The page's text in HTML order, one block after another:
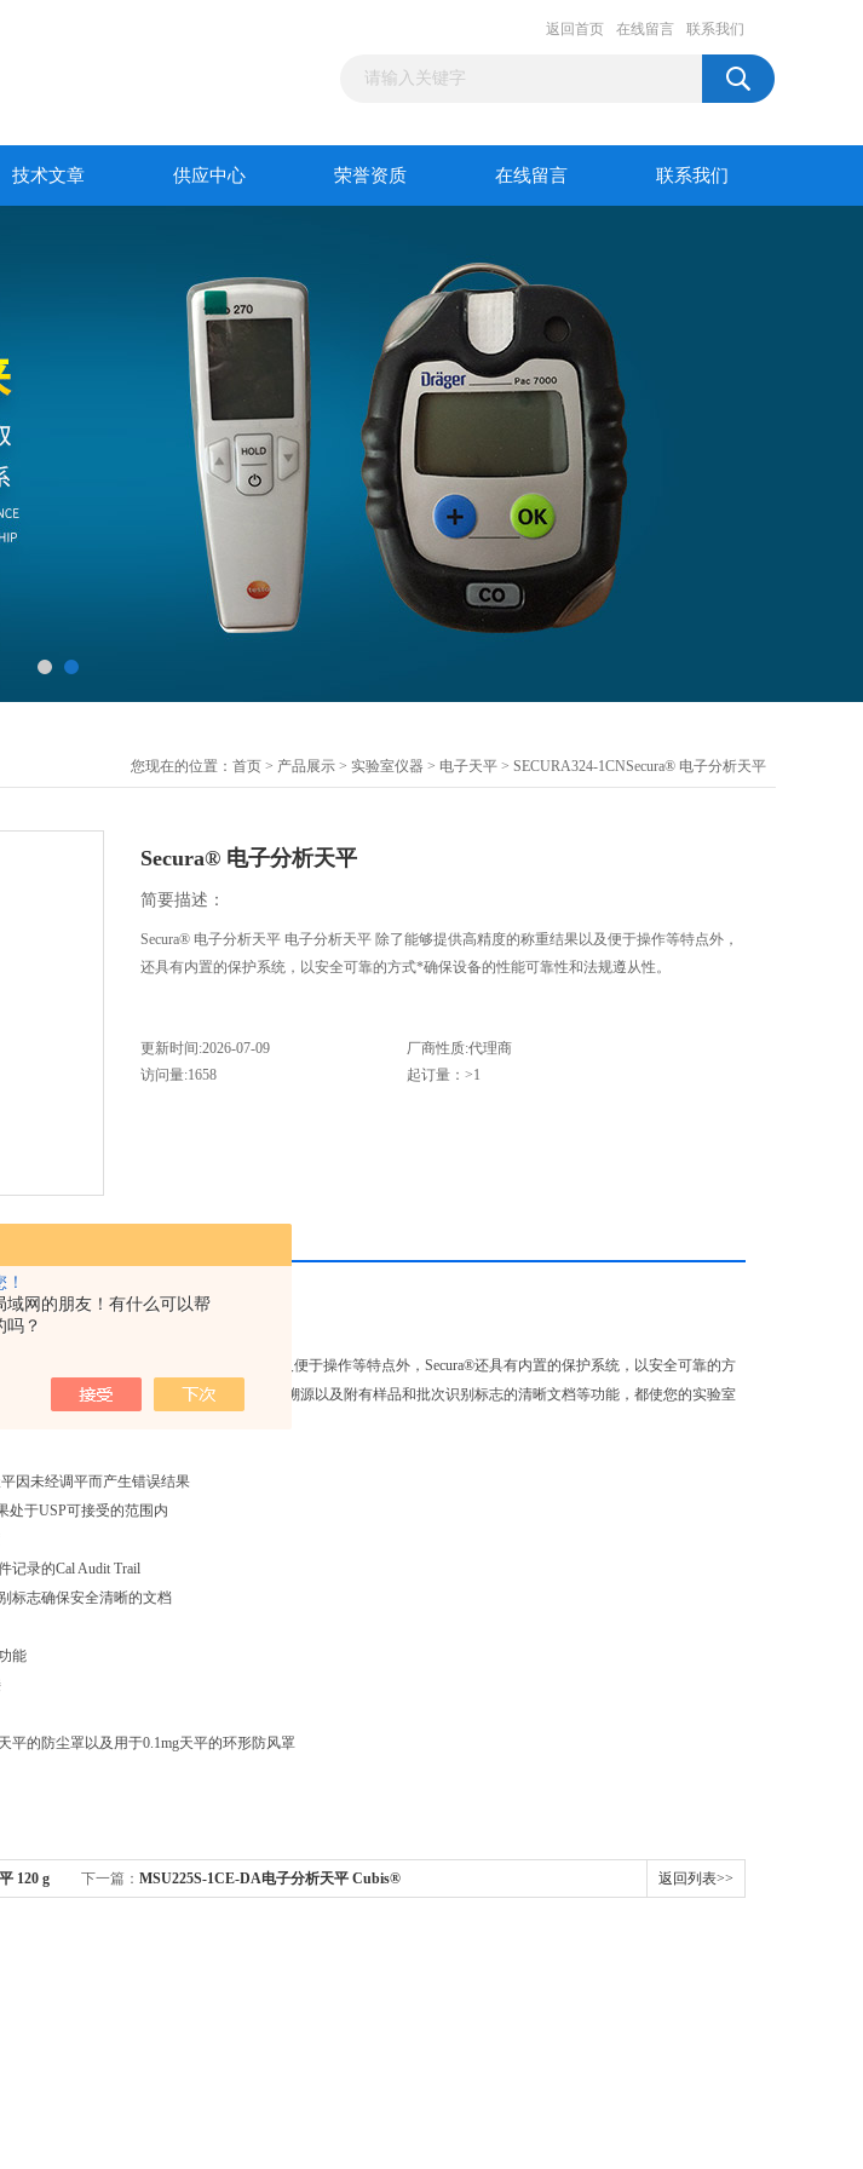
域网的朋友！有什么可以帮
吗？
返回首页 在线留言 联系我们
技术文章 供应中心 荣誉资质 在线留言 联系我们
您现在的位置： 首页 > 产品展示 > 实验室仪器 > 电子天平 > SECURA324-1CNSecura® 电子分析天平
Secura® 电子分析天平
简要描述：
Secura® 电子分析天平 电子分析天平 除了能够提供高精度的称重结果以及便于操作等特点外，
还具有内置的保护系统，以安全可靠的方式*确保设备的性能可靠性和法规遵从性。
更新时间:2026-07-09
厂商性质:代理商
访问量:1658
起订量：>1
工作。除了能够提供高精度的称重结果以及便于操作等特点外，Secura®还具有内置的保护系统，以安全可靠的方
调节指南，全自动内部调整功能，100%的溯源以及附有样品和批次识别标志的清晰文档等功能，都使您的实验室
因未经调平而产生错误结果
处于USP可接受的范围内
记录的Cal Audit Trail
标志确保安全清晰的文档
能
平的防尘罩以及用于0.1mg天平的环形防风罩
120 g 下一篇： MSU225S-1CE-DA电子分析天平 Cubis® 返回列表>>